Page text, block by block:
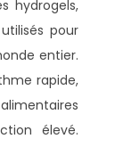
hydrogels,
pour
entier.
rapide,
élevé.